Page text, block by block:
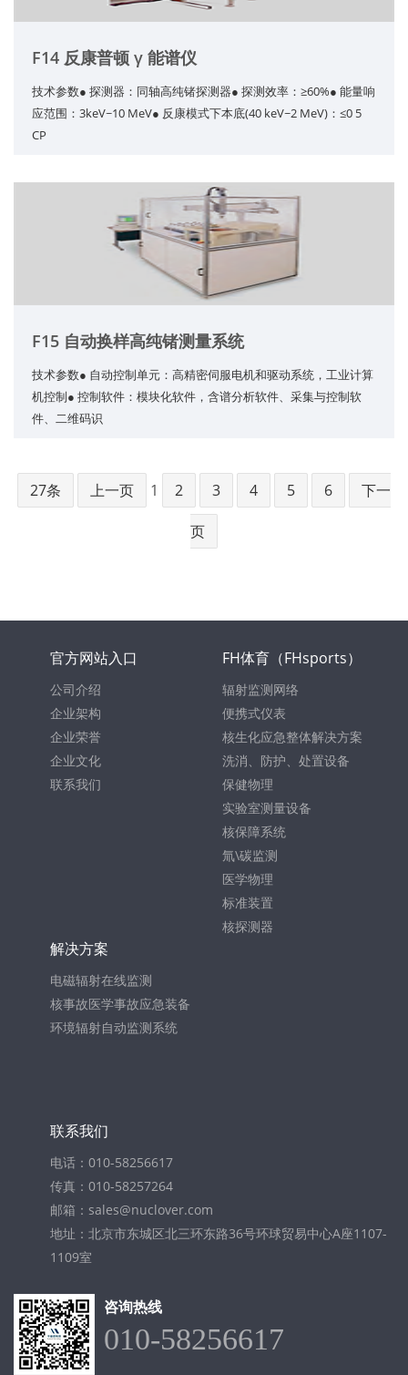
F14 反康普顿 γ 能谱仪
技术参数● 探测器：同轴高纯锗探测器● 探测效率：≥60%● 能量响
应范围：3keV~10 MeV● 反康模式下本底(40 keV~2 MeV)：≤0 5
CP
F15 自动换样高纯锗测量系统
技术参数● 自动控制单元：高精密伺服电机和驱动系统，工业计算
机控制● 控制软件：模块化软件，含谱分析软件、采集与控制软
件、二维码识
27条 上一页 1 2 3 4 5 6 下一
页
官方网站入口
公司介绍
企业架构
企业荣誉
企业文化
联系我们
FH体育（FHsports）
辐射监测网络
便携式仪表
核生化应急整体解决方案
洗消、防护、处置设备
保健物理
实验室测量设备
核保障系统
氚\碳监测
医学物理
标准装置
核探测器
解决方案
电磁辐射在线监测
核事故医学事故应急装备
环境辐射自动监测系统
联系我们
电话：010-58256617
传真：010-58257264
邮箱：sales@nuclover.com
地址：北京市东城区北三环东路36号环球贸易中心A座1107-
1109室
咨询热线
010-58256617